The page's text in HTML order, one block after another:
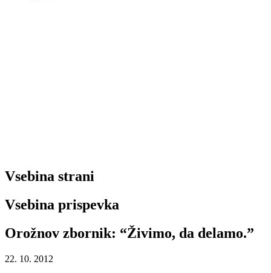
Vsebina strani
Vsebina prispevka
Orožnov zbornik: “Živimo, da delamo.”
22. 10. 2012